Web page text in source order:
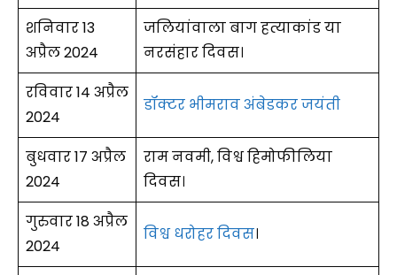
शनिवार 13
अप्रैल 2024
जलियांवाला बाग हत्याकांड या
नरसंहार दिवस।
रविवार 14 अप्रैल
2024
डॉक्टर भीमराव अंबेडकर जयंती
बुधवार 17 अप्रैल
2024
राम नवमी, विश्व हिमोफीलिया
दिवस।
गुरुवार 18 अप्रैल
2024
विश्व धरोहर दिवस।